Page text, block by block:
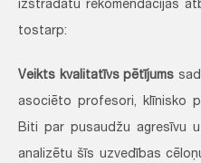
izstrādātu rekomendācijas
tostarp:
Veikts kvalitatīvs pētījums
asociēto profesori, klīnisko
Biti par pusaudžu agresīvu
analizētu šīs uzvedības